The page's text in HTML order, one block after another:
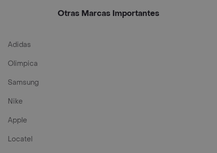
Otras Marcas Importantes
Adidas
Olimpica
Samsung
Nike
Apple
Locatel